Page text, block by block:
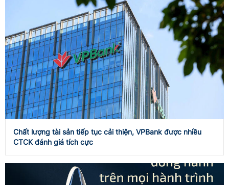
Chất lượng tài sản tiếp tục cải thiện, VPBank được nhiều
CTCK đánh giá tích cực